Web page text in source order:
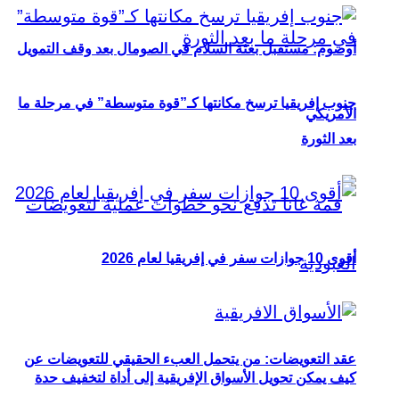
أوصوم: مستقبل بعثة السلام في الصومال بعد وقف التمويل
الأمريكي
عقد التعويضات: من يتحمل العبء الحقيقي للتعويضات عن
جنوب إفريقيا ترسخ مكانتها كـ”قوة متوسطة” في مرحلة ما
بعد الثورة
أقوى 10 جوازات سفر في إفريقيا لعام 2026
كيف يمكن تحويل الأسواق الإفريقية إلى أداة لتخفيف حدة